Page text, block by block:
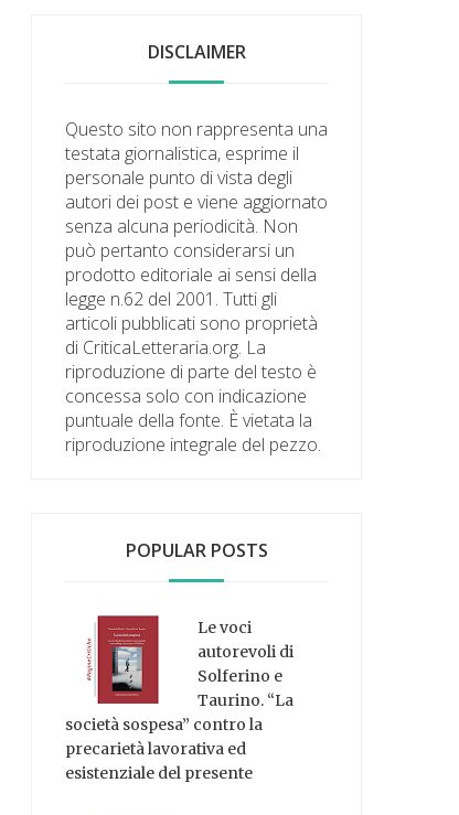
DISCLAIMER
Questo sito non rappresenta una
testata giornalistica, esprime il
personale punto di vista degli
autori dei post e viene aggiornato
senza alcuna periodicità. Non
può pertanto considerarsi un
prodotto editoriale ai sensi della
legge n.62 del 2001. Tutti gli
articoli pubblicati sono proprietà
di CriticaLetteraria.org. La
riproduzione di parte del testo è
concessa solo con indicazione
puntuale della fonte. È vietata la
riproduzione integrale del pezzo.
POPULAR POSTS
Le voci
autorevoli di
Solferino e
Taurino. “La
società sospesa” contro la
precarietà lavorativa ed
esistenziale del presente